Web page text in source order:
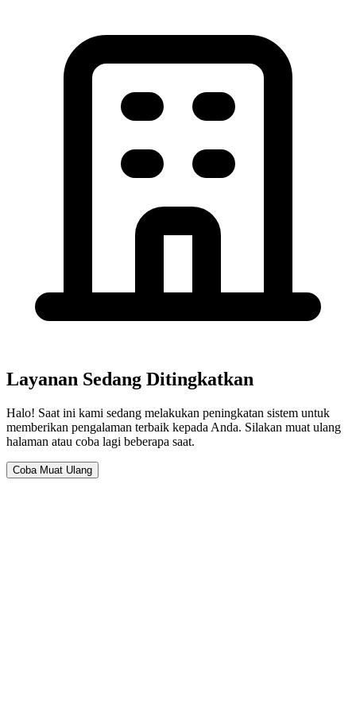
Layanan Sedang Ditingkatkan
Halo! Saat ini kami sedang melakukan peningkatan sistem untuk
memberikan pengalaman terbaik kepada Anda. Silakan muat ulang
halaman atau coba lagi beberapa saat.
Coba Muat Ulang